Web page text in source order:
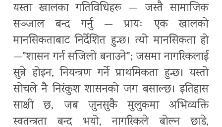
यस्ता खालका गतिविधिहरू — जस्तै सामाजिक
सञ्जाल बन्द गर्नु — प्रायः एक खालको
मानसिकताबाट निर्देशित हुन्छ। त्यो मानसिकता हो
—”शासन गर्न सजिलो बनाउने”; जसमा नागरिकलाई
सुन्ने होइन, नियन्त्रण गर्ने प्राथमिकता हुन्छ। यस्तो
सोचले नै निरंकुश शासनको जग बसाल्छ। इतिहास
साक्षी छ, जब जुनसुकै मुलुकमा अभिव्यक्ति
स्वतन्त्रता बन्द भयो, नागरिकले बोल्न छाडे,